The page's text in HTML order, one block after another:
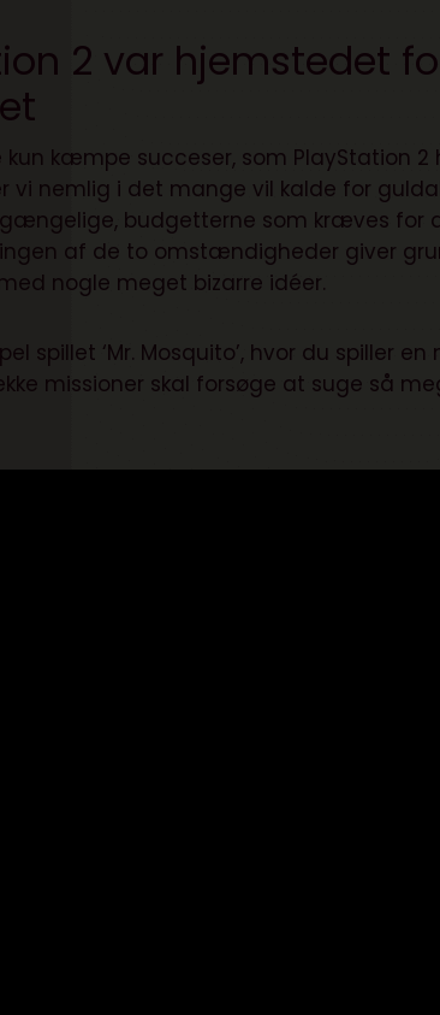
2 var hjemstedet
kun kæmpe succeser, som PlayStation
vi nemlig i det mange vil kalde for
budgetterne som kræves for
af de to omstændigheder giver
nogle meget bizarre idéer.
spillet ‘Mr. Mosquito’, hvor du spiller
missioner skal forsøge at suge så